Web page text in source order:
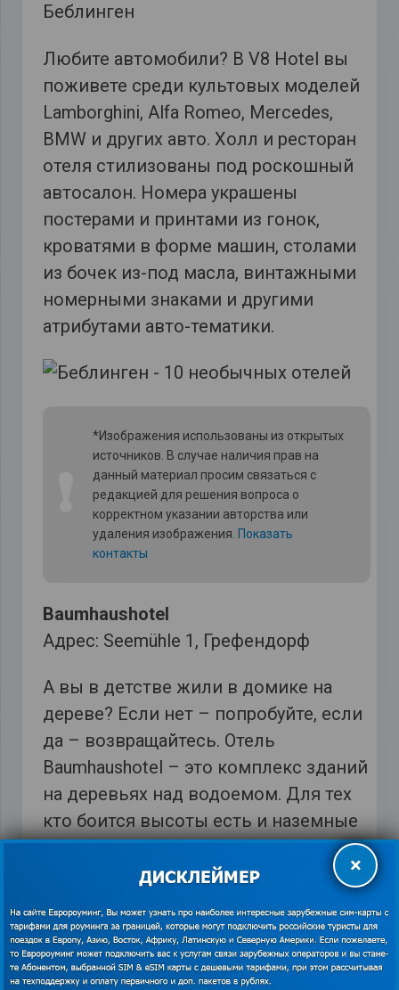
Беблинген
Любите автомобили? В V8 Hotel вы
поживете среди культовых моделей
Lamborghini, Alfa Romeo, Mercedes,
BMW и других авто. Холл и ресторан
отеля стилизованы под роскошный
автосалон. Номера украшены
постерами и принтами из гонок,
кроватями в форме машин, столами
из бочек из-под масла, винтажными
номерными знаками и другими
атрибутами авто-тематики.
*Изображения использованы из открытых
источников. В случае наличия прав на
данный материал просим связаться с
редакцией для решения вопроса о
корректном указании авторства или
удаления изображения. Показать
контакты
Baumhaushotel
Адрес: Seemühle 1, Грефендорф
А вы в детстве жили в домике на
дереве? Если нет – попробуйте, если
да – возвращайтесь. Отель
Baumhaushotel – это комплекс зданий
на деревьях над водоемом. Для тех
кто боится высоты есть и наземные
номера. Вообще это экологическое
мини-поселения построенное из
расположен за городом, среди степи
и леса. В Baumhaushotel создана
атмосфера приятного аскетизма: в
×